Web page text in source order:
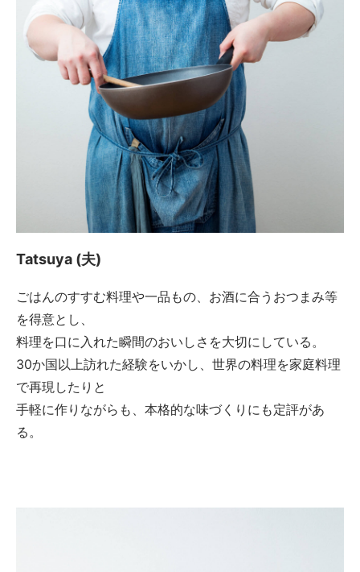
Tatsuya (夫)
ごはんのすすむ料理や一品もの、お酒に合うおつまみ等
を得意とし、
料理を口に入れた瞬間のおいしさを大切にしている。
30か国以上訪れた経験をいかし、世界の料理を家庭料理
で再現したりと
手軽に作りながらも、本格的な味づくりにも定評があ
る。